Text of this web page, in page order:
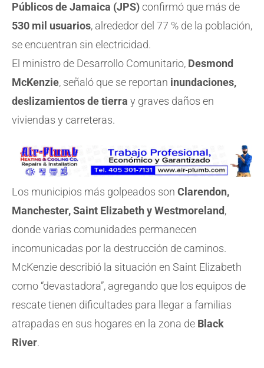
Públicos de Jamaica (JPS)confirmó que más de
530 mil usuarios, alrededor del 77 % de la población,
se encuentran sin electricidad.
El ministro de Desarrollo Comunitario, Desmond
McKenzie, señaló que se reportan inundaciones,
deslizamientos de tierra y graves daños en
viviendas y carreteras.
Los municipios más golpeados son Clarendon,
Manchester, Saint Elizabeth y Westmoreland,
donde varias comunidades permanecen
incomunicadas por la destrucción de caminos.
McKenzie describió la situación en Saint Elizabeth
como “devastadora”, agregando que los equipos de
rescate tienen dificultades para llegar a familias
atrapadas en sus hogares en la zona de Black
River.